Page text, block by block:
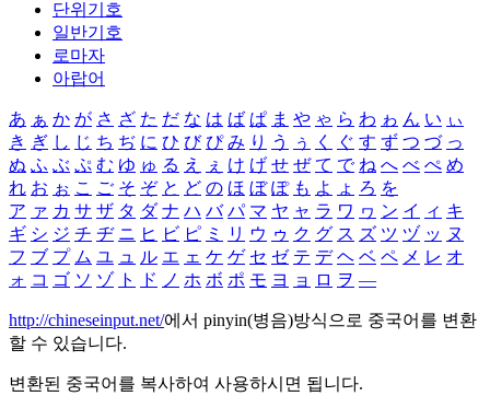
단위기호
일반기호
로마자
아랍어
あ ぁ か が さ ざ た だ な は ば ぱ ま や ゃ ら わ ゎ ん い ぃ
き ぎ し じ ち ぢ に ひ び ぴ み り う ぅ く ぐ す ず つ づ っ
ぬ ふ ぶ ぷ む ゆ ゅ る え ぇ け げ せ ぜ て で ね へ べ ぺ め
れ お ぉ こ ご そ ぞ と ど の ほ ぼ ぽ も よ ょ ろ を
ア ァ カ サ ザ タ ダ ナ ハ バ パ マ ヤ ャ ラ ワ ヮ ン イ ィ キ
ギ シ ジ チ ヂ ニ ヒ ビ ピ ミ リ ウ ゥ ク グ ス ズ ツ ヅ ッ ヌ
フ ブ プ ム ユ ュ ル エ ェ ケ ゲ セ ゼ テ デ ヘ ベ ペ メ レ オ
ォ コ ゴ ソ ゾ ト ド ノ ホ ボ ポ モ ヨ ョ ロ ヲ ―
http://chineseinput.net/에서 pinyin(병음)방식으로 중국어를 변환
할 수 있습니다.
변환된 중국어를 복사하여 사용하시면 됩니다.